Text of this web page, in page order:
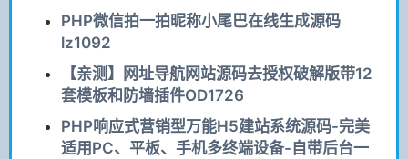
PHP微信拍一拍昵称小尾巴在线生成源码
lz1092
【亲测】网址导航网站源码去授权破解版带12
套模板和防墙插件OD1726
PHP响应式营销型万能H5建站系统源码-完美
适用PC、平板、手机多终端设备-自带后台一